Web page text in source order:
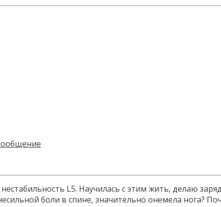
L5. Научилась с этим жить, делаю
боли в спине, значительно онемела нога?